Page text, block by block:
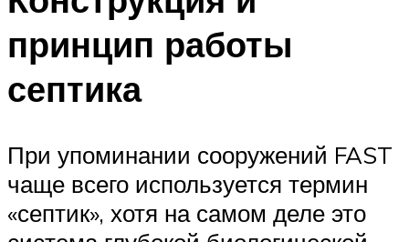
принцип работы
септика
При упоминании сооружений FAST
чаще всего используется термин
«септик», хотя на самом деле это